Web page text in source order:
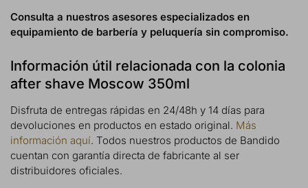
Consulta a nuestros asesores especializados en
equipamiento de barbería y peluquería sin compromiso.
Información útil relacionada con la colonia
after shave Moscow 350ml
Disfruta de entregas rápidas en 24/48h y 14 días para
devoluciones en productos en estado original. Más
información aquí. Todos nuestros productos de Bandido
cuentan con garantía directa de fabricante al ser
distribuidores oficiales.